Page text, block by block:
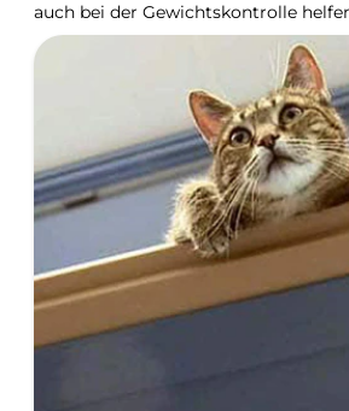
auch bei der Gewichtskontrolle
mehr über die verschiedenen Arten